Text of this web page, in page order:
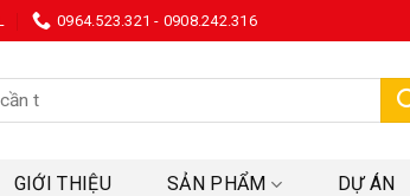
0964.523.321 - 0908.242.316
GIỚI THIỆU SẢN PHẨM DỰ ÁN